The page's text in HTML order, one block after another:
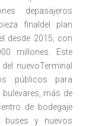
depasajeros
finaldel plan
desde 2015, con
millones. Este
nuevoTerminal
públicos para
bulevares, más de
de bodegaje
buses y nuevos